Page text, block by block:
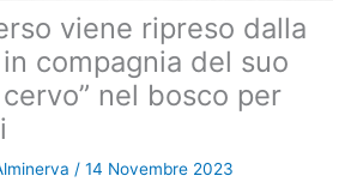
viene ripreso dalla
compagnia del suo
nel bosco per
/ 14 Novembre 2023